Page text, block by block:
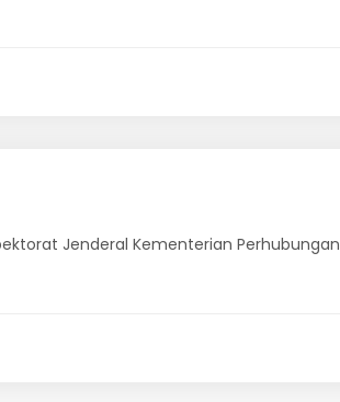
Jenderal Kementerian Perhubungan